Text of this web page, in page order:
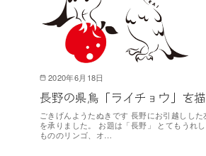
2020年6月18日
長野の県鳥「ライチョウ」を
ごきげんようたぬきです 長野にお引越しし
を承りました。 お題は「長野」 とてもうれ
もののリンゴ、オ…